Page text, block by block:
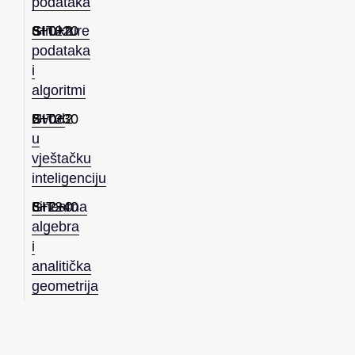
SIT220
Strukture
podataka
i
algoritmi
3+0+2
6
SIT230
Uvod
u
vještačku
inteligenciju
2+0+2
6
SIT240
Linearna
algebra
i
analitička
geometrija
3+2+0
6